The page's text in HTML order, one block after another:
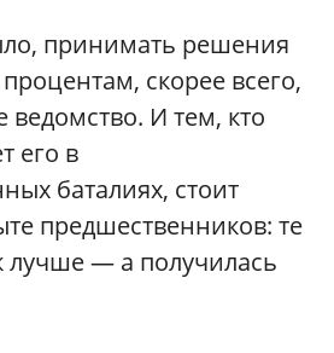
принимать решения
скорее всего,
ведомство. И тем, кто
его в
баталиях, стоит
предшественников: те
лучше — а получилась